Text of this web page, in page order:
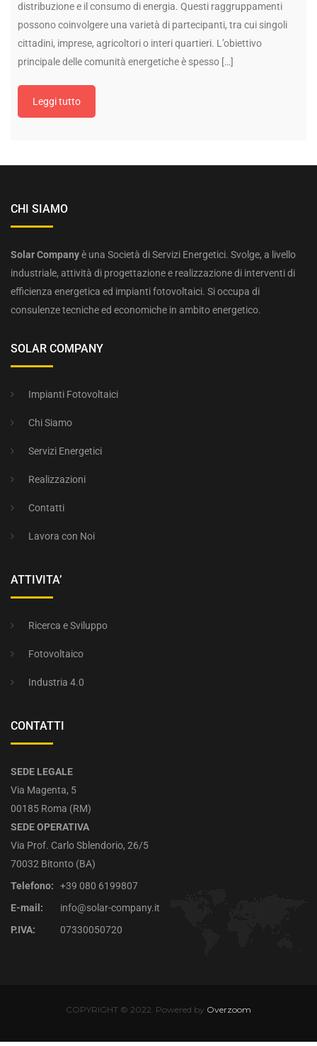
distribuzione e il consumo di energia. Questi raggruppamenti
possono coinvolgere una varietà di partecipanti, tra cui singoli
cittadini, imprese, agricoltori o interi quartieri. L’obiettivo
principale delle comunità energetiche è spesso […]
Leggi tutto
CHI SIAMO
Solar Companyè una Società di Servizi Energetici. Svolge, a livello
industriale, attività di progettazione e realizzazione di interventi di
efficienza energetica ed impianti fotovoltaici. Si occupa di
consulenze tecniche ed economiche in ambito energetico.
SOLAR COMPANY
Impianti Fotovoltaici
Chi Siamo
Servizi Energetici
Realizzazioni
Contatti
Lavora con Noi
ATTIVITA’
Ricerca e Sviluppo
Fotovoltaico
Industria 4.0
CONTATTI
SEDE LEGALE
Via Magenta, 5
00185 Roma (RM)
SEDE OPERATIVA
Via Prof. Carlo Sblendorio, 26/5
70032 Bitonto (BA)
Telefono:
+39 080 6199807
E-mail:
info@solar-company.it
P.IVA:
07330050720
COPYRIGHT © 2022. Powered by Overzoom